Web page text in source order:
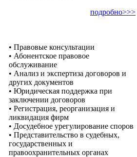
подробно>>>
• Правовые консультации
• Абонентское правовое
обслуживание
• Анализ и экспертиза договоров и
других документов
• Юридическая поддержка при
заключении договоров
• Регистрация, реорганизация и
ликвидация фирм
• Досудебное урегулирование споров
• Представительство в судебных,
государственных и
правоохранительных органах